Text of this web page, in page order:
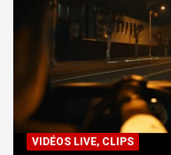
VIDÉOS LIVE, CLIPS